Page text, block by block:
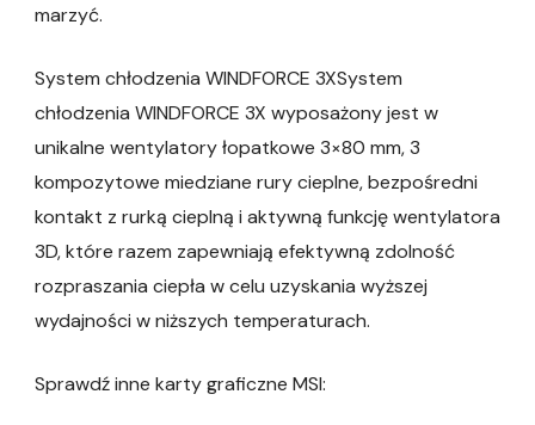
marzyć.
System chłodzenia WINDFORCE 3XSystem
chłodzenia WINDFORCE 3X wyposażony jest w
unikalne wentylatory łopatkowe 3×80 mm, 3
kompozytowe miedziane rury cieplne, bezpośredni
kontakt z rurką cieplną i aktywną funkcję wentylatora
3D, które razem zapewniają efektywną zdolność
rozpraszania ciepła w celu uzyskania wyższej
wydajności w niższych temperaturach.
Sprawdź inne karty graficzne MSI: